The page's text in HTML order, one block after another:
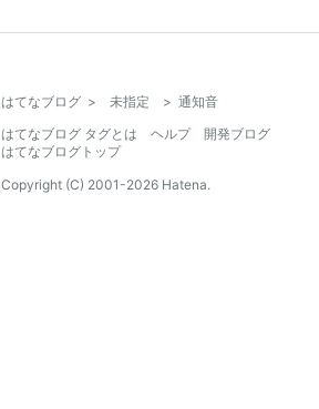
はてなブログ > 未指定 > 通知音
はてなブログ タグとは
ヘルプ
開発ブログ
はてなブログトップ
Copyright (C) 2001-2026 Hatena.